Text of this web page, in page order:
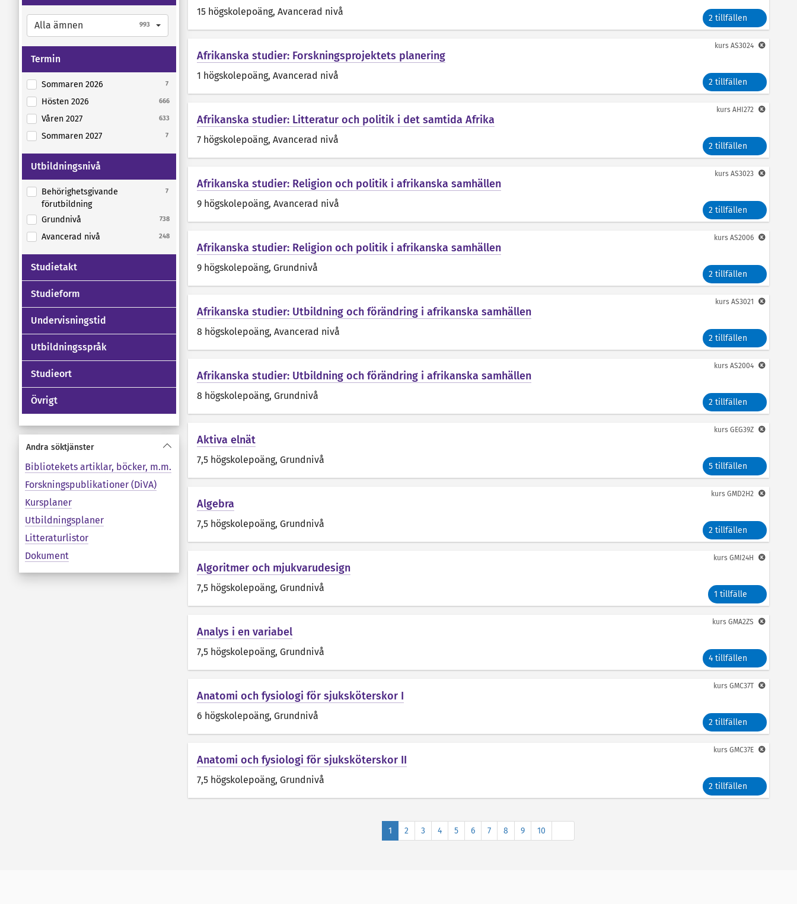
Alla ämnen 993
Termin
Sommaren 2026 7
Hösten 2026 666
Våren 2027 633
Sommaren 2027 7
Utbildningsnivå
Behörighetsgivande
förutbildning
7
Grundnivå 738
Avancerad nivå 248
Studietakt
Studieform
Undervisningstid
Utbildningsspråk
Studieort
Övrigt
Andra söktjänster
Bibliotekets artiklar, böcker, m.m.
Forskningspublikationer (DiVA)
Kursplaner
Utbildningsplaner
Litteraturlistor
Dokument
15 högskolepoäng, Avancerad nivå
2 tillfällen
Afrikanska studier: Forskningsprojektets planering
1 högskolepoäng, Avancerad nivå
2 tillfällen
kurs AS3024
Afrikanska studier: Litteratur och politik i det samtida Afrika
7 högskolepoäng, Avancerad nivå
2 tillfällen
kurs AHI272
Afrikanska studier: Religion och politik i afrikanska samhällen
9 högskolepoäng, Avancerad nivå
2 tillfällen
kurs AS3023
Afrikanska studier: Religion och politik i afrikanska samhällen
9 högskolepoäng, Grundnivå
2 tillfällen
kurs AS2006
Afrikanska studier: Utbildning och förändring i afrikanska samhällen
8 högskolepoäng, Avancerad nivå
2 tillfällen
kurs AS3021
Afrikanska studier: Utbildning och förändring i afrikanska samhällen
8 högskolepoäng, Grundnivå
2 tillfällen
kurs AS2004
Aktiva elnät
7,5 högskolepoäng, Grundnivå
5 tillfällen
kurs GEG39Z
Algebra
7,5 högskolepoäng, Grundnivå
2 tillfällen
kurs GMD2H2
Algoritmer och mjukvarudesign
7,5 högskolepoäng, Grundnivå
1 tillfälle
kurs GMI24H
Analys i en variabel
7,5 högskolepoäng, Grundnivå
4 tillfällen
kurs GMA2ZS
Anatomi och fysiologi för sjuksköterskor I
6 högskolepoäng, Grundnivå
2 tillfällen
kurs GMC37T
Anatomi och fysiologi för sjuksköterskor II
7,5 högskolepoäng, Grundnivå
2 tillfällen
kurs GMC37E
1 2 3 4 5 6 7 8 9 10